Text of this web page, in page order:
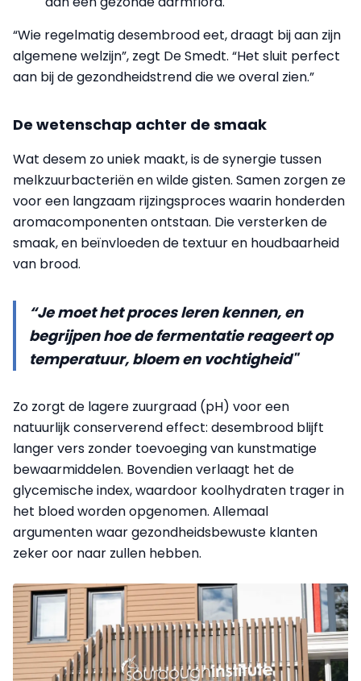
“Wie regelmatig desembrood eet, draagt bij aan zijn
algemene welzijn”, zegt De Smedt. “Het sluit perfect
aan bij de gezondheidstrend die we overal zien.”
De wetenschap achter de smaak
Wat desem zo uniek maakt, is de synergie tussen
melkzuurbacteriën en wilde gisten. Samen zorgen ze
voor een langzaam rijzingsproces waarin honderden
aromacomponenten ontstaan. Die versterken de
smaak, en beïnvloeden de textuur en houdbaarheid
van brood.
“Je moet het proces leren kennen, en
begrijpen hoe de fermentatie reageert op
temperatuur, bloem en vochtigheid"
Zo zorgt de lagere zuurgraad (pH) voor een
natuurlijk conserverend effect: desembrood blijft
langer vers zonder toevoeging van kunstmatige
bewaarmiddelen. Bovendien verlaagt het de
glycemische index, waardoor koolhydraten trager in
het bloed worden opgenomen. Allemaal
argumenten waar gezondheidsbewuste klanten
zeker oor naar zullen hebben.